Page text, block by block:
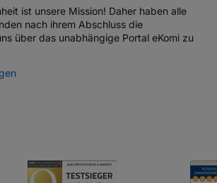
eine Kündigung nicht ersetzt.
ein, oder Sie nutzen den
ist unsere Mission! Daher haben alle
nach ihrem Abschluss die
über das unabhängige Portal eKomi zu